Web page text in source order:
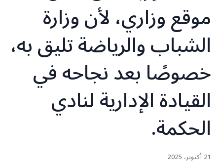
موقع وزاري، لأن وزارة
الشباب والرياضة تليق به،
خصوصًا بعد نجاحه في
القيادة الإدارية لنادي
الحكمة.
21 أكتوبر، 2025